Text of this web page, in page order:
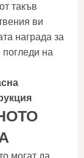
такъв
ви
награда за
на
могат да